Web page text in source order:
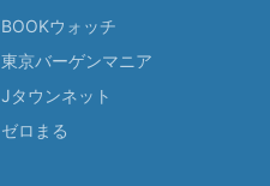
BOOKウォッチ
東京バーゲンマニア
Jタウンネット
ゼロまる